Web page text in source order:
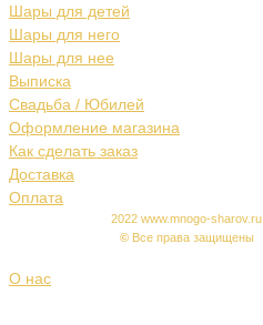
Шары для детей
Шары для него
Шары для нее
Выписка
Свадьба / Юбилей
Оформление магазина
Как сделать заказ
Доставка
Оплата
2022 www.mnogo-sharov.ru
© Все права защищены
О нас